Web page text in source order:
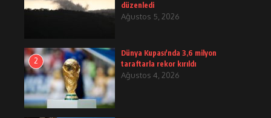
düzenledi
Ağustos 5, 2026
2
Dünya Kupası'nda 3,6 milyon
taraftarla rekor kırıldı
Ağustos 4, 2026